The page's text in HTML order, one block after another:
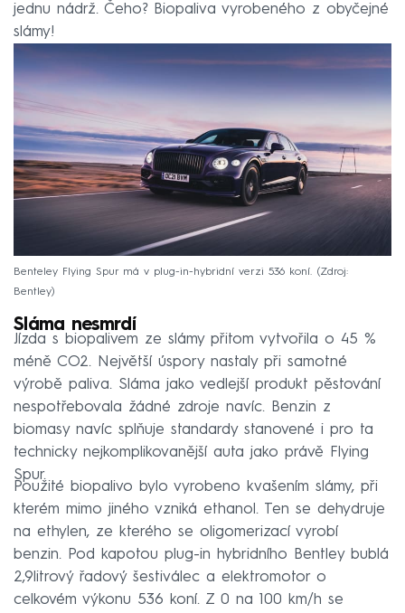
jednu nádrž. Čeho? Biopaliva vyrobeného z obyčejné
slámy!
Benteley Flying Spur má v plug-in-hybridní verzi 536 koní.
Zdroj:
Bentley
Sláma nesmrdí
Jízda s biopalivem ze slámy přitom vytvořila o 45 %
méně CO2. Největší úspory nastaly při samotné
výrobě paliva. Sláma jako vedlejší produkt pěstování
nespotřebovala žádné zdroje navíc. Benzin z
biomasy navíc splňuje standardy stanovené i pro ta
technicky nejkomplikovanější auta jako právě Flying
Spur.
Použité biopalivo bylo vyrobeno kvašením slámy, při
kterém mimo jiného vzniká ethanol. Ten se dehydruje
na ethylen, ze kterého se oligomerizací vyrobí
benzin. Pod kapotou plug-in hybridního Bentley bublá
2,9litrový řadový šestiválec a elektromotor o
celkovém výkonu 536 koní. Z 0 na 100 km/h se